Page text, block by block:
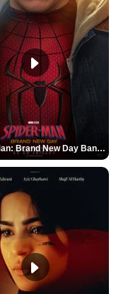
Spider-Man: Brand New Day Bande-annonce VO STFR